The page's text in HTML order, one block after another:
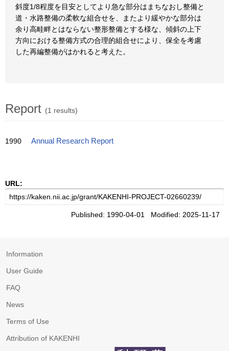
斜度1/8程度を目安としてより急な部分はまちなおし整備と
道・水路整備の柔軟な組合せを、またより緩やかな部分は
余り高畦畔とはならない整形整備とする様な、傾斜の上下
方向における整備方式の合理的組合せにより、保全を考慮
した再編整備がはかれると考えた。
Report (1 results)
1990 Annual Research Report
URL:
Published: 1990-04-01 Modified: 2025-11-17
Information
User Guide
FAQ
News
Terms of Use
Attribution of KAKENHI